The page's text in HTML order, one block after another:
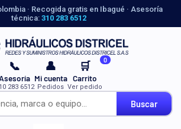
· Recogida gratis en Ibagué · Asesoría
técnica: 310 283 6512
Buscar
📞
283 6512
👤
Mi cuenta
Pedidos
🛒 0
Carrito
Ver pedido